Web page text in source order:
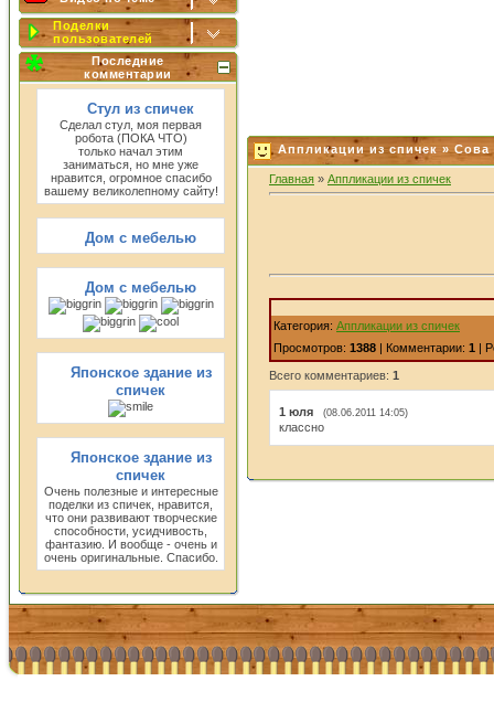
Поделки
пользователей
Последние
комментарии
Стул из спичек
Сделал стул, моя первая
робота (ПОКА ЧТО)
только начал этим
заниматься, но мне уже
нравится, огромное спасибо
вашему великолепному сайту!
Дом с мебелью
Дом с мебелью
Японское здание из
спичек
Японское здание из
спичек
Очень полезные и интересные
поделки из спичек, нравится,
что они развивают творческие
способности, усидчивость,
фантазию. И вообще - очень и
очень оригинальные. Спасибо.
Аппликации из спичек » Сова
Главная » Аппликации из спичек
Категория: Аппликации из спичек
Просмотров: 1388 | Комментарии: 1 |
Всего комментариев: 1
1 юля (08.06.2011 14:05)
классно